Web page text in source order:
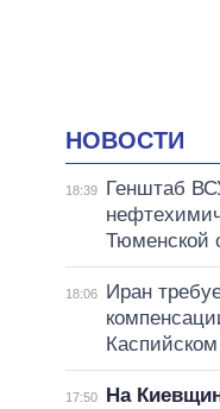
НОВОСТИ
18:39
Генштаб
Тюменской
18:06
Иран
17:50
На